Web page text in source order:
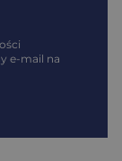
e-mail na